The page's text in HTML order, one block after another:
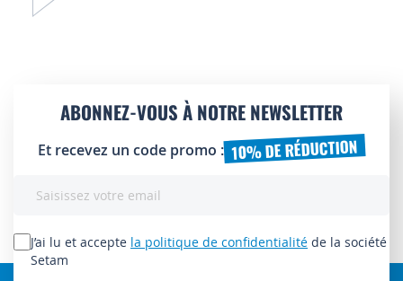
ABONNEZ-VOUS À NOTRE NEWSLETTER
Et recevez un code promo : 10% DE RÉDUCTION
lettre
d’information
J’ai lu et accepte la politique de confidentialité de la société
Setam